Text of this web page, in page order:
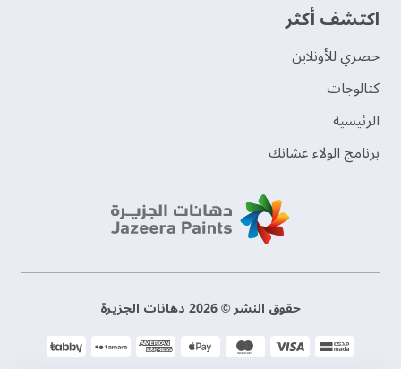
اكتشف أكثر
حصري للأونلاين
‫كتالوجات‬
الرئيسية
برنامج الولاء عشانك
حقوق النشر © 2026 دهانات الجزيرة